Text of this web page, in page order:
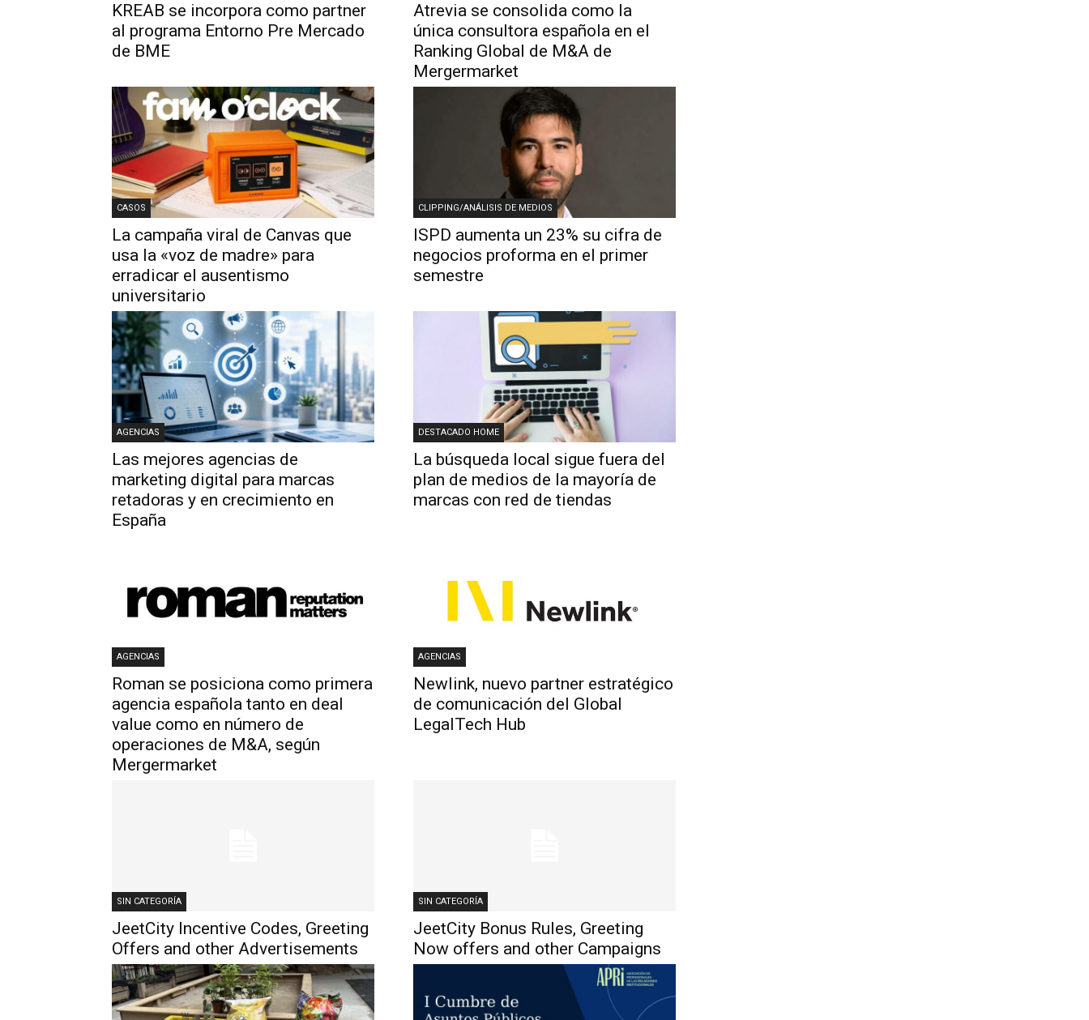
KREAB se incorpora como partner
al programa Entorno Pre Mercado
de BME
Atrevia se consolida como la
única consultora española en el
Ranking Global de M&A de
Mergermarket
CASOS
La campaña viral de Canvas que
usa la «voz de madre» para
erradicar el ausentismo
universitario
CLIPPING/ANÁLISIS DE MEDIOS
ISPD aumenta un 23% su cifra de
negocios proforma en el primer
semestre
AGENCIAS
Las mejores agencias de
marketing digital para marcas
retadoras y en crecimiento en
España
DESTACADO HOME
La búsqueda local sigue fuera del
plan de medios de la mayoría de
marcas con red de tiendas
AGENCIAS
Roman se posiciona como primera
agencia española tanto en deal
value como en número de
operaciones de M&A, según
Mergermarket
AGENCIAS
Newlink, nuevo partner estratégico
de comunicación del Global
LegalTech Hub
SIN CATEGORÍA
JeetCity Incentive Codes, Greeting
Offers and other Advertisements
SIN CATEGORÍA
JeetCity Bonus Rules, Greeting
Now offers and other Campaigns